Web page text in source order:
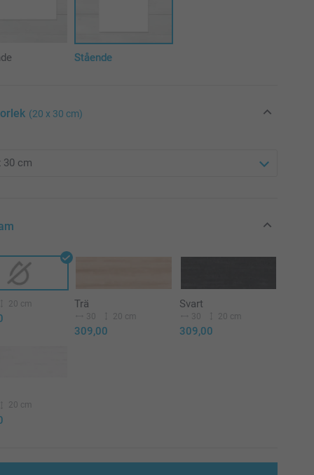
Stående
(20 x 30 cm)
20 cm Trä
30 20 cm
309,00
Svart
30 20 cm
309,00
20 cm